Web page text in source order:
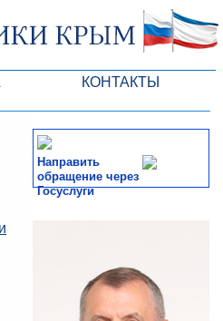
КОНТАКТЫ
Направить
обращение через
Госуслуги